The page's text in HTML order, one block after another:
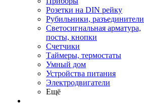
Розетки на DIN рейку
Рубильники, разъединители
Светосигнальная арматура,
посты, кнопки
Счетчики
Таймеры, термостаты
Умный дом
Устройства питания
Электродвигатели
Ещё